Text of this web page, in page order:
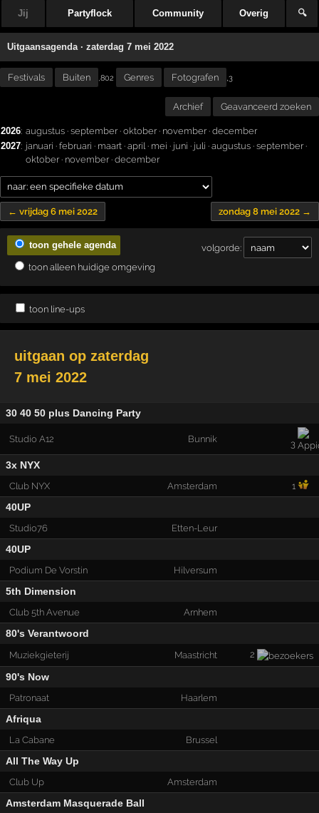
Jij Partyflock Community Overig 🔍
Uitgaansagenda · zaterdag 7 mei 2022
Festivals Buiten ,802 Genres Fotografen ,3
Archief Geavanceerd zoeken
2026: augustus · september· oktober· november· december
2027: januari · februari · maart · april· mei · juni · juli · augustus · september·
oktober· november· december
← vrijdag 6 mei 2022 zondag 8 mei 2022 →
volgorde:
toon gehele agenda
toon alleen huidige omgeving
toon line-ups
uitgaan op zaterdag
7 mei 2022
30 40 50 plus Dancing Party
Studio A12 Bunnik 3
3x NYX
Club NYX Amsterdam 1
40UP
Studio76 Etten-Leur
40UP
Podium De Vorstin Hilversum
5th Dimension
Club 5th Avenue Arnhem
80's Verantwoord
Muziekgieterij Maastricht 2
90's Now
Patronaat Haarlem
Afriqua
La Cabane Brussel
All The Way Up
Club Up Amsterdam
Amsterdam Masquerade Ball